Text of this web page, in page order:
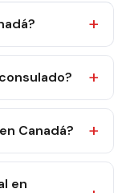
Canadá?
en